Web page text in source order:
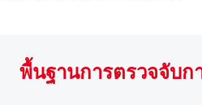
พื้นฐานการตรวจจับก